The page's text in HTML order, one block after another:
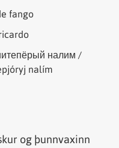
fango
налим /
nalím
og þunnvaxinn